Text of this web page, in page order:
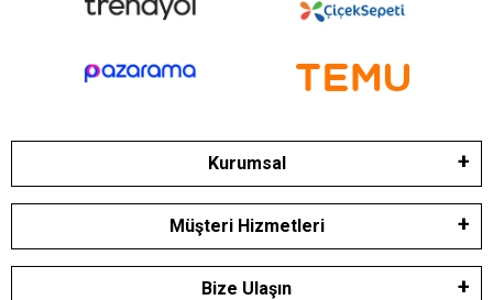
Kurumsal
Müşteri Hizmetleri
Bize Ulaşın